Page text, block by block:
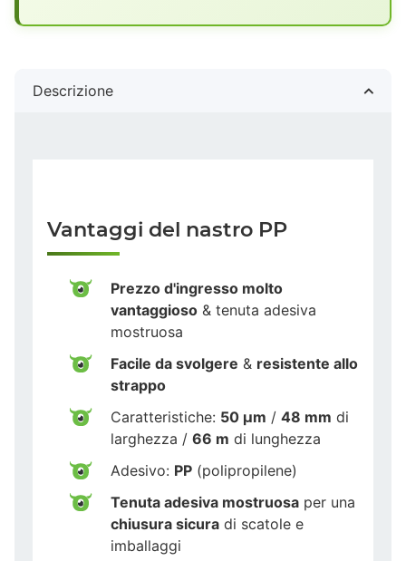
Descrizione
Vantaggi del nastro PP
Prezzo d'ingresso molto
vantaggioso & tenuta adesiva
mostruosa
Facile da svolgere & resistente allo
strappo
Caratteristiche: 50 µm / 48 mm di
larghezza / 66 m di lunghezza
Adesivo: PP (polipropilene)
Tenuta adesiva mostruosa per una
chiusura sicura di scatole e
imballaggi